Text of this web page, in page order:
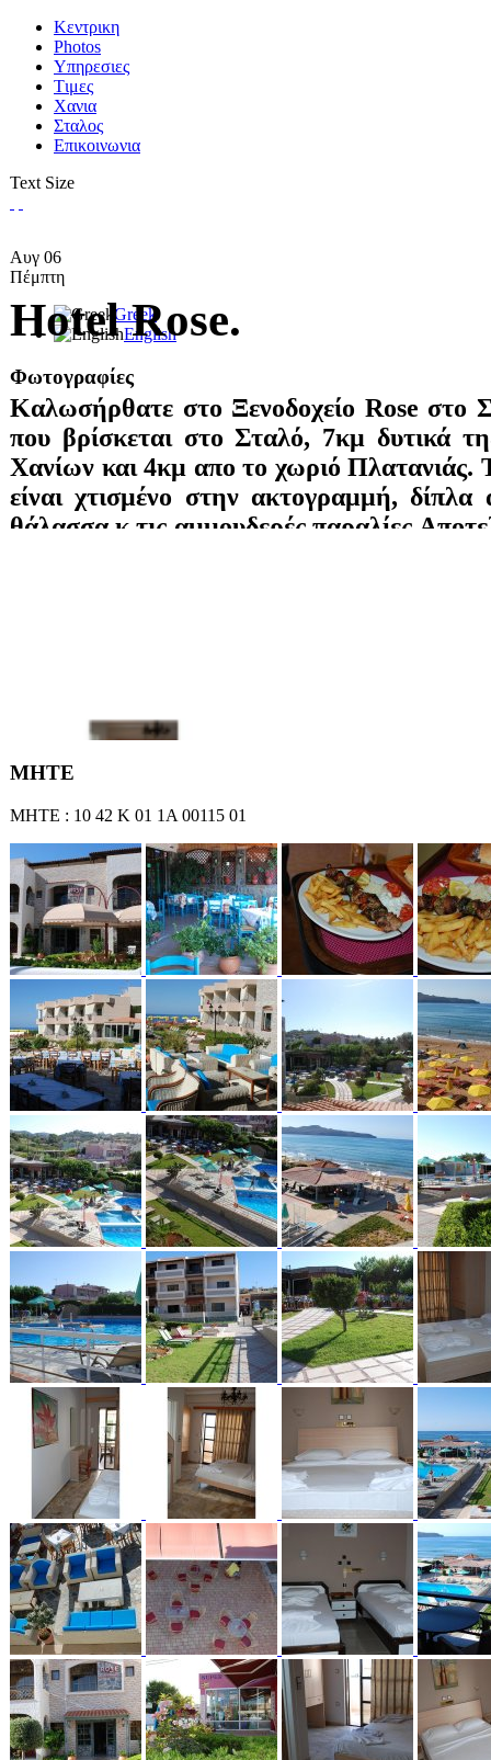
Κεντρικη
Photos
Υπηρεσιες
Tιμες
Χανια
Σταλος
Επικοινωνια
Text Size
Αυγ 06
Πέμπτη
Hotel Rose.
Καλωσήρθατε στο Ξενοδοχείο Rose στο
που βρίσκεται στο Σταλό, 7κμ δυτικά
Χανίων και 4κμ απο το χωριό Πλατανιάς.
είναι χτισμένο στην ακτογραμμή,
θάλασσα κ τις αμμουδερές
γυμναστήριο και μπιλιάρδο.
Greek
English
Φωτογραφίες
ΜΗΤΕ
ΜΗΤΕ : 10 42 Κ 01 1Α 00115 01